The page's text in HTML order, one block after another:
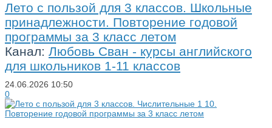
Лето с пользой для 3 классов. Школьные
принадлежности. Повторение годовой
программы за 3 класс летом
Канал: Любовь Сван - курсы английского
для школьников 1-11 классов
24.06.2026 10:50
0